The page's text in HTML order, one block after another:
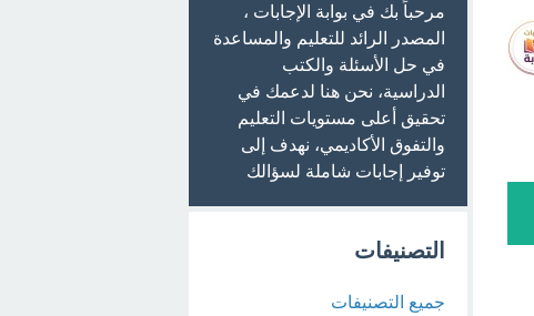
مرحباً بك في بوابة الإجابات ،
المصدر الرائد للتعليم والمساعدة
في حل الأسئلة والكتب
الدراسية، نحن هنا لدعمك في
تحقيق أعلى مستويات التعليم
والتفوق الأكاديمي، نهدف إلى
توفير إجابات شاملة لسؤالك
التصنيفات
جميع التصنيفات